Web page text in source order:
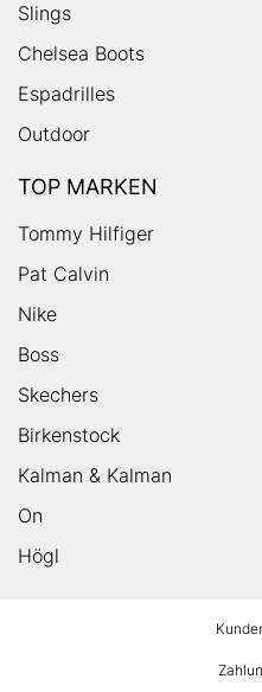
Slings
Chelsea Boots
Espadrilles
Outdoor
TOP MARKEN
Tommy Hilfiger
Pat Calvin
Nike
Boss
Skechers
Birkenstock
Kalman & Kalman
On
Högl